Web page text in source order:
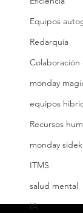
Equipos
Redarquía
monday
equipos
Recursos
monday
ITMS
salud mental
IA